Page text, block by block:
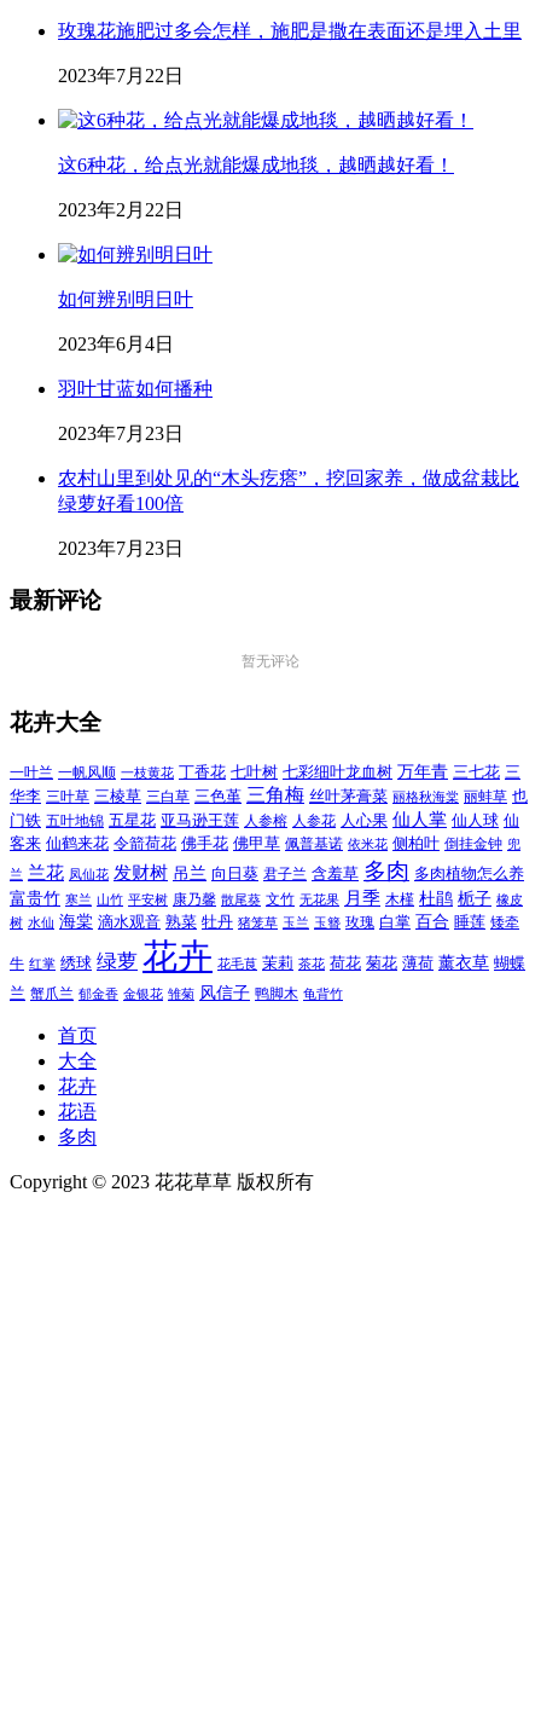
玫瑰花施肥过多会怎样，施肥是撒在表面还是埋入土里
2023年7月22日
这6种花，给点光就能爆成地毯，越晒越好看！
2023年2月22日
如何辨别明日叶
2023年6月4日
羽叶甘蓝如何播种
2023年7月23日
农村山里到处见的“木头疙瘩”，挖回家养，做成盆栽比
绿萝好看100倍
2023年7月23日
最新评论
暂无评论
花卉大全
一叶兰 一帆风顺 一枝黄花 丁香花 七叶树 七彩细叶龙血树 万年青 三七花 三
华李 三叶草 三棱草 三白草 三色堇 三角梅 丝叶茅膏菜 丽格秋海棠 丽蚌草 也
门铁 五叶地锦 五星花 亚马逊王莲 人参榕 人参花 人心果 仙人掌 仙人球 仙
客来 仙鹤来花 令箭荷花 佛手花 佛甲草 佩普基诺 依米花 侧柏叶 倒挂金钟 兜
兰 兰花 凤仙花 发财树 吊兰 向日葵 君子兰 含羞草 多肉 多肉植物怎么养
富贵竹 寒兰 山竹 平安树 康乃馨 散尾葵 文竹 无花果 月季 木槿 杜鹃 栀子 橡皮
树 水仙 海棠 滴水观音 熟菜 牡丹 猪笼草 玉兰 玉簪 玫瑰 白掌 百合 睡莲 矮牵
牛 红掌 绣球 绿萝 花卉 花毛茛 茉莉 茶花 荷花 菊花 薄荷 薰衣草 蝴蝶
兰 蟹爪兰 郁金香 金银花 雏菊 风信子 鸭脚木 龟背竹
首页
大全
花卉
花语
多肉
Copyright © 2023 花花草草 版权所有